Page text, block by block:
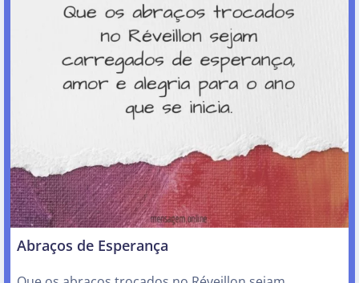
Abraços de Esperança